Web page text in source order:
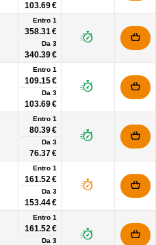
103.69 €
Entro 1
358.31 €
Da 3
340.39 €
Entro 1
109.15 €
Da 3
103.69 €
Entro 1
80.39 €
Da 3
76.37 €
Entro 1
161.52 €
Da 3
153.44 €
Entro 1
161.52 €
Da 3